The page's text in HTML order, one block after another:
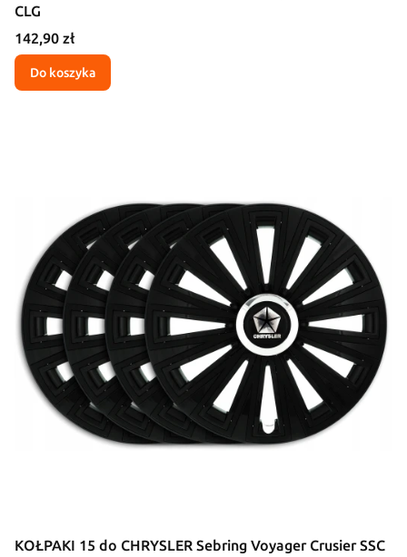
CLG
Cena
142,90 zł
Do koszyka
KOŁPAKI 15 do CHRYSLER Sebring Voyager Crusier SSC